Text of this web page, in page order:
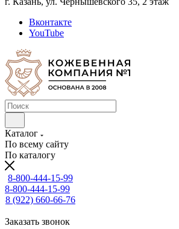
Вконтакте
YouTube
Каталог
По всему сайту
По каталогу
8-800-444-15-99
8-800-444-15-99
8 (922) 660-66-76
Заказать звонок